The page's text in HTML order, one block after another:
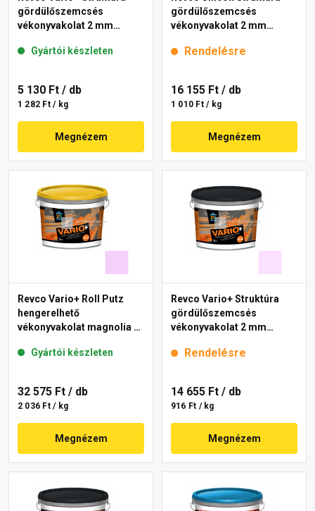
gördülőszemcsés
vékonyvakolat 2 mm
Gyártói készleten
5 130 Ft / db
1 282 Ft / kg
Megnézem
gördülőszemcsés
vékonyvakolat 2 mm
Rendelésre
16 155 Ft / db
1 010 Ft / kg
Megnézem
Revco Vario+ Roll Putz
hengerelhető
vékonyvakolat magnolia 4
Gyártói készleten
32 575 Ft / db
2 036 Ft / kg
Megnézem
Revco Vario+ Struktúra
gördülőszemcsés
vékonyvakolat 2 mm
Rendelésre
14 655 Ft / db
916 Ft / kg
Megnézem